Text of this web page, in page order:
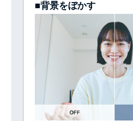
■背景をぼかす